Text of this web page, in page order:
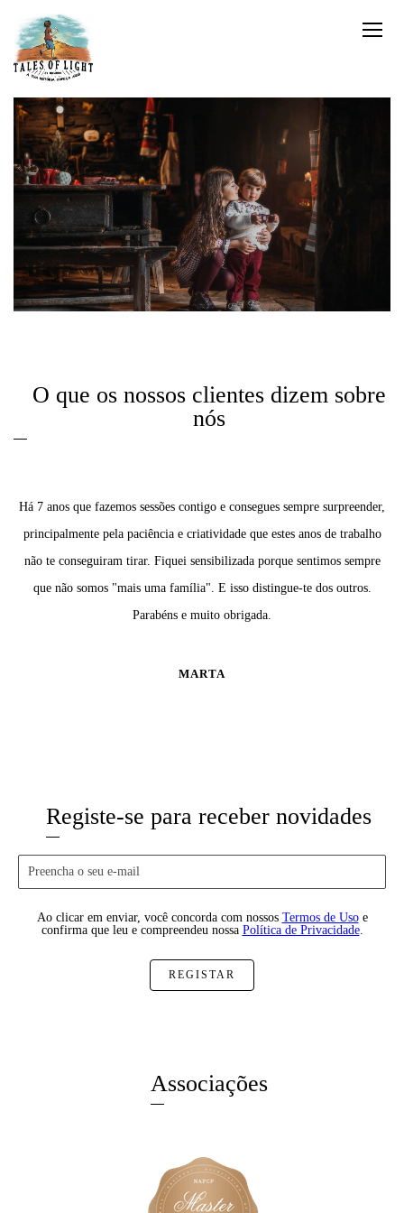
O que os nossos clientes dizem sobre
nós
Há 7 anos que fazemos sessões contigo e consegues sempre surpreender,
principalmente pela paciência e criatividade que estes anos de trabalho
não te conseguiram tirar. Fiquei sensibilizada porque sentimos sempre
que não somos "mais uma família". E isso distingue-te dos outros.
Parabéns e muito obrigada.
MARTA
Registe-se para receber novidades
Ao clicar em enviar, você concorda com nossos Termos de Usoe
confirma que leu e compreendeu nossa Política de Privacidade.
REGISTAR
Associações